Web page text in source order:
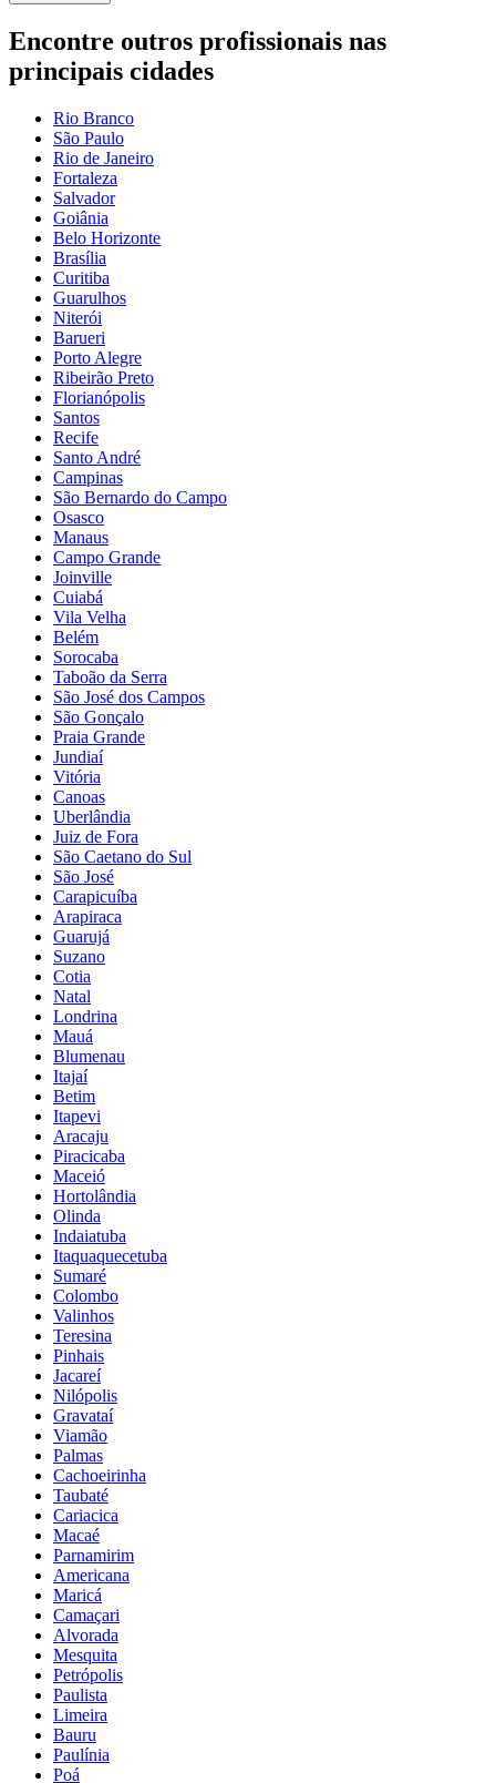
Encontre outros profissionais nas
principais cidades
Rio Branco
São Paulo
Rio de Janeiro
Fortaleza
Salvador
Goiânia
Belo Horizonte
Brasília
Curitiba
Guarulhos
Niterói
Barueri
Porto Alegre
Ribeirão Preto
Florianópolis
Santos
Recife
Santo André
Campinas
São Bernardo do Campo
Osasco
Manaus
Campo Grande
Joinville
Cuiabá
Vila Velha
Belém
Sorocaba
Taboão da Serra
São José dos Campos
São Gonçalo
Praia Grande
Jundiaí
Vitória
Canoas
Uberlândia
Juiz de Fora
São Caetano do Sul
São José
Carapicuíba
Arapiraca
Guarujá
Suzano
Cotia
Natal
Londrina
Mauá
Blumenau
Itajaí
Betim
Itapevi
Aracaju
Piracicaba
Maceió
Hortolândia
Olinda
Indaiatuba
Itaquaquecetuba
Sumaré
Colombo
Valinhos
Teresina
Pinhais
Jacareí
Nilópolis
Gravataí
Viamão
Palmas
Cachoeirinha
Taubaté
Cariacica
Macaé
Parnamirim
Americana
Maricá
Camaçari
Alvorada
Mesquita
Petrópolis
Paulista
Limeira
Bauru
Paulínia
Poá